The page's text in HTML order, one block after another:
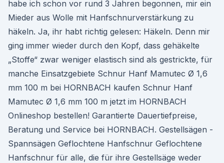
habe ich schon vor rund 3 Jahren begonnen, mir ein
Mieder aus Wolle mit Hanfschnurverstärkung zu
häkeln. Ja, ihr habt richtig gelesen: Häkeln. Denn mir
ging immer wieder durch den Kopf, dass gehäkelte
„Stoffe“ zwar weniger elastisch sind als gestrickte, für
manche Einsatzgebiete Schnur Hanf Mamutec Ø 1,6
mm 100 m bei HORNBACH kaufen Schnur Hanf
Mamutec Ø 1,6 mm 100 m jetzt im HORNBACH
Onlineshop bestellen! Garantierte Dauertiefpreise,
Beratung und Service bei HORNBACH. Gestellsägen -
Spannsägen Geflochtene Hanfschnur Geflochtene
Hanfschnur für alle, die für ihre Gestellsäge weder